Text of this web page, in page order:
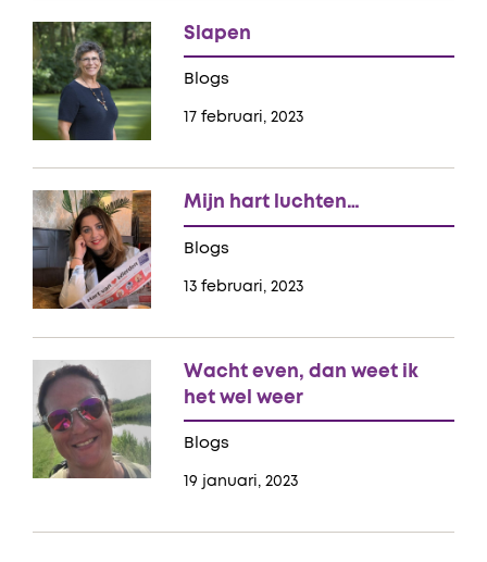
17 februari, 2023
Blogs
Slapen
13 februari, 2023
Blogs
Mijn hart luchten…
19 januari, 2023
Blogs
Wacht even, dan weet ik
het wel weer